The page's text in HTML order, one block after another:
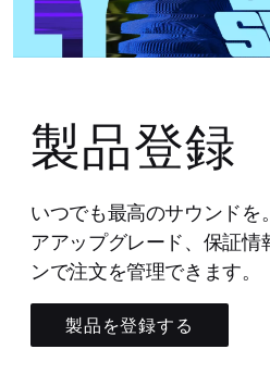
製品登録
いつでも最高のサウンドを
アアップグレード、保証情
ンで注文を管理できます。
製品を登録する